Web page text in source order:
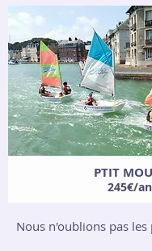
PTIT
245€/an
Nous n'oublions pas les